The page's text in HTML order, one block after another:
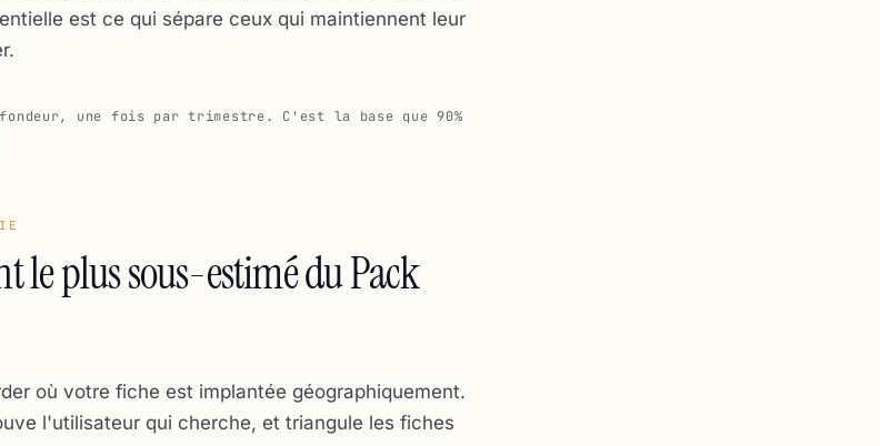
est ce qui sépare ceux qui maintiennent leur
une fois par trimestre. C'est la base que 90%
le plus sous-estimé du Pack
où votre fiche est implantée géographiquement.
l'utilisateur qui cherche, et triangule les fiches